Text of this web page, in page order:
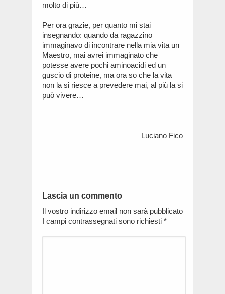
molto di più…
Per ora grazie, per quanto mi stai
insegnando: quando da ragazzino
immaginavo di incontrare nella mia vita un
Maestro, mai avrei immaginato che
potesse avere pochi aminoacidi ed un
guscio di proteine, ma ora so che la vita
non la si riesce a prevedere mai, al più la si
può vivere…
Luciano Fico
Lascia un commento
Il vostro indirizzo email non sarà pubblicato
I campi contrassegnati sono richiesti *